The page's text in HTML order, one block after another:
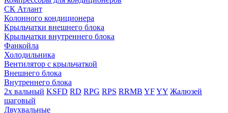
СК Атлант
Колонного кондиционера
Крыльчатки внешнего блока
Крыльчатки внутреннего блока
Фанкойла
Холодильника
Вентилятор с крыльчаткой
Внешнего блока
Внутреннего блока
2х вальный KSFD RD RPG RPS RRMB YFYY Жалюзей
шаговый
Двухвальные